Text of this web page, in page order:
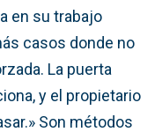
en su trabajo
casos donde no
La puerta
y el propietario
Son métodos